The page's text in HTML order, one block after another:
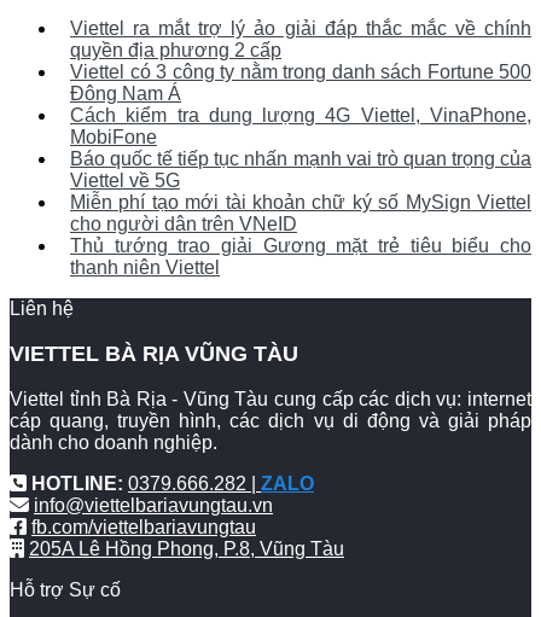
Viettel ra mắt trợ lý ảo giải đáp thắc mắc về chính
quyền địa phương 2 cấp
Viettel có 3 công ty nằm trong danh sách Fortune 500
Đông Nam Á
Cách kiểm tra dung lượng 4G Viettel, VinaPhone,
MobiFone
Báo quốc tế tiếp tục nhấn mạnh vai trò quan trọng của
Viettel về 5G
Miễn phí tạo mới tài khoản chữ ký số MySign Viettel
cho người dân trên VNeID
Thủ tướng trao giải Gương mặt trẻ tiêu biểu cho
thanh niên Viettel
Liên hệ
VIETTEL BÀ RỊA VŨNG TÀU
Viettel tỉnh Bà Rịa - Vũng Tàu cung cấp các dịch vụ: internet
cáp quang, truyền hình, các dịch vụ di động và giải pháp
dành cho doanh nghiệp.
HOTLINE: 0379.666.282 | ZALO
info@viettelbariavungtau.vn
fb.com/viettelbariavungtau
205A Lê Hồng Phong, P.8, Vũng Tàu
Hỗ trợ Sự cố